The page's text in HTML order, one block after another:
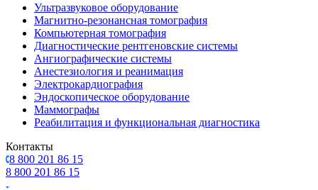
Ультразвуковое оборудование
Магнитно-резонансная томография
Компьютерная томография
Диагностические рентгеновские системы
Ангиографические системы
Анестезиология и реанимация
Электрокардиография
Эндоскопическое оборудование
Маммографы
Реабилитация и функциональная диагностика
Контакты
8 800 201 86 15
8 800 201 86 15